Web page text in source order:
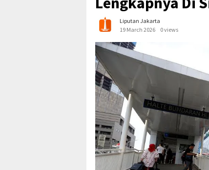
Liputan Jakarta
19 March 2026
0 views